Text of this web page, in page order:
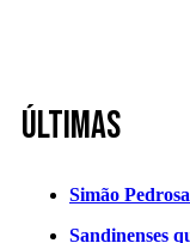
Últimas
Simão
Sandinenses